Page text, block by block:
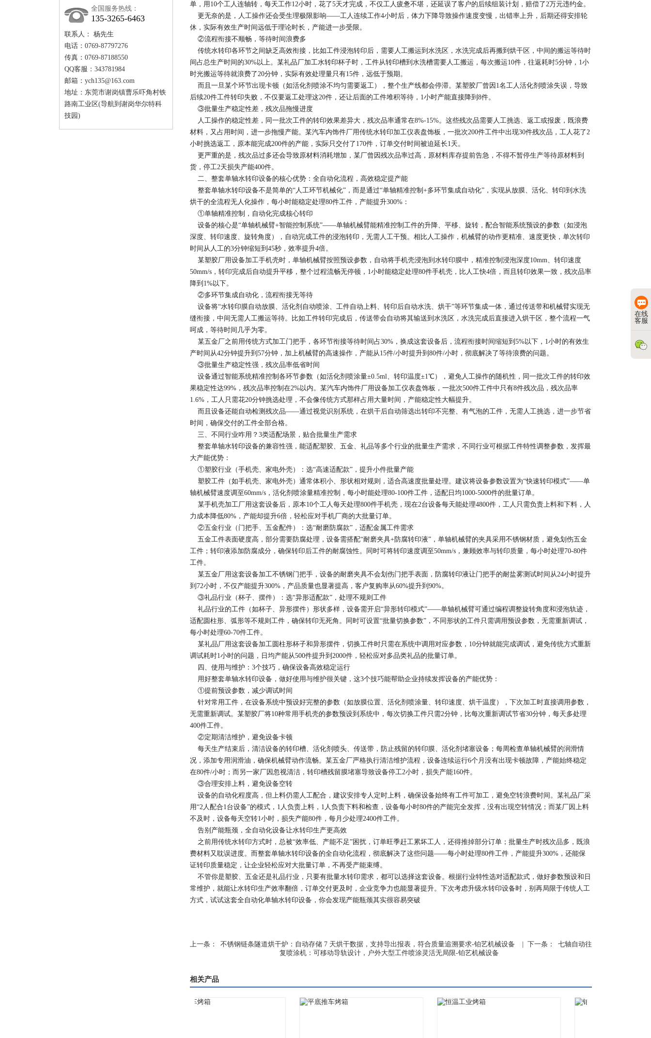
全国服务热线：
135-3265-6463
联系人： 杨先生
电话：0769-87797276
传真：0769-87188550
QQ客服：343781984
邮箱： ych135@163.com
地址：东莞市谢岗镇曹乐吓角村铁
路南工业区(导航到谢岗华尔特科
技园)
单，用10个工人连轴转，每天工作12小时，花了5天才完成，不仅工人疲惫不堪，还延误了客户的后续组装计划，赔偿了2万元违约金。​
更无奈的是，人工操作还会受生理极限影响——工人连续工作4小时后，体力下降导致操作速度变慢，出错率上升，后期还得安排轮
休，实际有效生产时间远低于理论时长，产能进一步受限。​
②流程衔接不顺畅，等待时间浪费多​
传统水转印各环节之间缺乏高效衔接，比如工件浸泡转印后，需要人工搬运到水洗区，水洗完成后再搬到烘干区，中间的搬运等待时
间占总生产时间的30%以上。某礼品厂加工水转印杯子时，工件从转印槽到水洗槽需要人工搬运，每次搬运10件，往返耗时5分钟，1小
时光搬运等待就浪费了20分钟，实际有效处理量只有15件，远低于预期。​
而且一旦某个环节出现卡顿（如活化剂喷涂不均匀需要返工），整个生产线都会停滞。某塑胶厂曾因1名工人活化剂喷涂失误，导致
后续20件工件转印失败，不仅要返工处理这20件，还让后面的工件堆积等待，1小时产能直接降到8件。​
③批量生产稳定性差，残次品拖慢进度​
人工操作的稳定性差，同一批次工件的转印效果差异大，残次品率通常在8%-15%。这些残次品需要人工挑选、返工或报废，既浪费
材料，又占用时间，进一步拖慢产能。某汽车内饰件厂用传统水转印加工仪表盘饰板，一批次200件工件中出现30件残次品，工人花了2
小时挑选返工，原本能完成200件的产能，实际只交付了170件，订单交付时间被迫延长1天。​
更严重的是，残次品过多还会导致原材料消耗增加，某厂曾因残次品率过高，原材料库存提前告急，不得不暂停生产等待原材料到
货，停工2天损失产能400件。​
二、整套单轴水转印设备的核心优势：全自动化流程，高效稳定提产能​
整套单轴水转印设备不是简单的“人工环节机械化”，而是通过“单轴精准控制+多环节集成自动化”，实现从放膜、活化、转印到水洗
烘干的全流程无人化操作，每小时能稳定处理80件工件，产能提升300%：​
①单轴精准控制，自动化完成核心转印​
设备的核心是“单轴机械臂+智能控制系统”——单轴机械臂能精准控制工件的升降、平移、旋转，配合智能系统预设的参数（如浸泡
深度、转印速度、旋转角度），自动完成工件的浸泡转印，无需人工干预。相比人工操作，机械臂的动作更精准、速度更快，单次转印
时间从人工的3分钟缩短到45秒，效率提升4倍。​
某塑胶厂用设备加工手机壳时，单轴机械臂按照预设参数，自动将手机壳浸泡到水转印膜中，精准控制浸泡深度10mm、转印速度
50mm/s，转印完成后自动提升平移，整个过程流畅无停顿，1小时能稳定处理80件手机壳，比人工快4倍，而且转印效果一致，残次品率
降到1%以下。​
②多环节集成自动化，流程衔接无等待​
设备将“水转印膜自动放膜、活化剂自动喷涂、工件自动上料、转印后自动水洗、烘干”等环节集成一体，通过传送带和机械臂实现无
缝衔接，中间无需人工搬运等待。比如工件转印完成后，传送带会自动将其输送到水洗区，水洗完成后直接进入烘干区，整个流程一气
呵成，等待时间几乎为零。​
某五金厂之前用传统方式加工门把手，各环节衔接等待时间占30%，换成这套设备后，流程衔接时间缩短到5%以下，1小时的有效生
产时间从42分钟提升到57分钟，加上机械臂的高速操作，产能从15件/小时提升到80件/小时，彻底解决了等待浪费的问题。​
③批量生产稳定性强，残次品率低省时间​
设备通过智能系统精准控制各环节参数（如活化剂喷涂量±0.5ml、转印温度±1℃），避免人工操作的随机性，同一批次工件的转印效
果稳定性达99%，残次品率控制在2%以内。某汽车内饰件厂用设备加工仪表盘饰板，一批次500件工件中只有8件残次品，残次品率
1.6%，工人只需花20分钟挑选处理，不会像传统方式那样占用大量时间，产能稳定性大幅提升。​
而且设备还能自动检测残次品——通过视觉识别系统，在烘干后自动筛选出转印不完整、有气泡的工件，无需人工挑选，进一步节省
时间，确保交付的工件全部合格。​
三、不同行业咋用？3类适配场景，贴合批量生产需求​
整套单轴水转印设备的兼容性强，能适配塑胶、五金、礼品等多个行业的批量生产需求，不同行业可根据工件特性调整参数，发挥最
大产能优势：​
①塑胶行业（手机壳、家电外壳）：选“高速适配款”，提升小件批量产能​
塑胶工件（如手机壳、家电外壳）通常体积小、形状相对规则，适合高速度批量处理。建议将设备参数设置为“快速转印模式”——单
轴机械臂速度调至60mm/s，活化剂喷涂量精准控制，每小时能处理80-100件工件，适配日均1000-5000件的批量订单。​
某手机壳加工厂用这套设备后，原本10个工人每天处理800件手机壳，现在2台设备每天能处理4800件，工人只需负责上料和下料，人
力成本降低80%，产能却提升6倍，轻松应对手机厂商的大批量订单。​
②五金行业（门把手、五金配件）：选“耐磨防腐款”，适配金属工件需求​
五金工件表面硬度高，部分需要防腐处理，设备需搭配“耐磨夹具+防腐转印液”，单轴机械臂的夹具采用不锈钢材质，避免划伤五金
工件；转印液添加防腐成分，确保转印后工件的耐腐蚀性。同时可将转印速度调至50mm/s，兼顾效率与转印质量，每小时处理70-80件
工件。​
某五金厂用这套设备加工不锈钢门把手，设备的耐磨夹具不会划伤门把手表面，防腐转印液让门把手的耐盐雾测试时间从24小时提升
到72小时，不仅产能提升300%，产品质量也显著提高，客户复购率从60%提升到90%。​
③礼品行业（杯子、摆件）：选“异形适配款”，处理不规则工件​
礼品行业的工件（如杯子、异形摆件）形状多样，设备需开启“异形转印模式”——单轴机械臂可通过编程调整旋转角度和浸泡轨迹，
适配圆柱形、弧形等不规则工件，确保转印无死角。同时可设置“批量切换参数”，不同形状的工件只需调用预设参数，无需重新调试，
每小时处理60-70件工件。​
某礼品厂用这套设备加工圆柱形杯子和异形摆件，切换工件时只需在系统中调用对应参数，10分钟就能完成调试，避免传统方式重新
调试耗时1小时的问题，日均产能从500件提升到2000件，轻松应对多品类礼品的批量订单。​
四、使用与维护：3个技巧，确保设备高效稳定运行​
用好整套单轴水转印设备，做好使用与维护很关键，这3个技巧能帮助企业持续发挥设备的产能优势：​
①提前预设参数，减少调试时间​
针对常用工件，在设备系统中预设好完整的参数（如放膜位置、活化剂喷涂量、转印速度、烘干温度），下次加工时直接调用参数，
无需重新调试。某塑胶厂将10种常用手机壳的参数预设到系统中，每次切换工件只需2分钟，比每次重新调试节省30分钟，每天多处理
400件工件。​
②定期清洁维护，避免设备卡顿​
每天生产结束后，清洁设备的转印槽、活化剂喷头、传送带，防止残留的转印膜、活化剂堵塞设备；每周检查单轴机械臂的润滑情
况，添加专用润滑油，确保机械臂动作流畅。某五金厂严格执行清洁维护流程，设备连续运行6个月没有出现卡顿故障，产能始终稳定
在80件/小时；而另一家厂因忽视清洁，转印槽残留膜堵塞导致设备停工2小时，损失产能160件。​
③合理安排上料，避免设备空转​
设备的自动化程度高，但上料仍需人工配合，建议安排专人定时上料，确保设备始终有工件可加工，避免空转浪费时间。某礼品厂采
用“2人配合1台设备”的模式，1人负责上料，1人负责下料和检查，设备每小时80件的产能完全发挥，没有出现空转情况；而某厂因上料
不及时，设备每天空转1小时，损失产能80件，每月少处理2400件工件。​
告别产能瓶颈，全自动化设备让水转印生产更高效​
之前用传统水转印方式时，总被“效率低、产能不足”困扰，订单旺季赶工累坏工人，还得推掉部分订单；批量生产时残次品多，既浪
费材料又耽误进度。而整套单轴水转印设备的全自动化流程，彻底解决了这些问题——每小时处理80件工件，产能提升300%，还能保
证转印质量稳定，让企业轻松应对大批量订单，不再受产能束缚。​
不管你是塑胶、五金还是礼品行业，只要有批量水转印需求，都可以选择这套设备。根据行业特性选对适配款式，做好参数预设和日
常维护，就能让水转印生产效率翻倍，订单交付更及时，企业竞争力也能显著提升。下次考虑升级水转印设备时，别再局限于传统人工
方式，试试这套全自动化单轴水转印设备，你会发现产能瓶颈其实很容易突破
上一条： 不锈钢链条隧道烘干炉：自动存储 7 天烘干数据，支持导出报表，符合质量追溯要求-铂艺机械设备 | 下一条：
七轴自动往
复喷涂机：可移动导轨设计，户外大型工件喷涂灵活无局限-铂艺机械设备
相关产品
在线
客服